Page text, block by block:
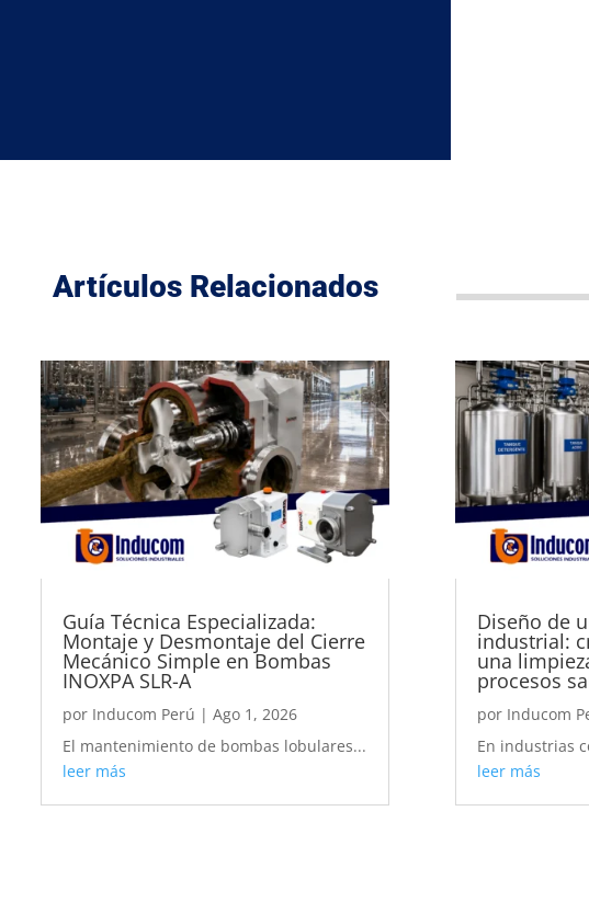
Artículos Relacionados
Guía Técnica Especializada:
Montaje y Desmontaje del Cierre
Mecánico Simple en Bombas
INOXPA SLR-A
por Inducom Perú | Ago 1, 2026
El mantenimiento de bombas lobulares...
leer más
Diseño de
industrial:
una
procesos
por Inducom
En industrias
leer más